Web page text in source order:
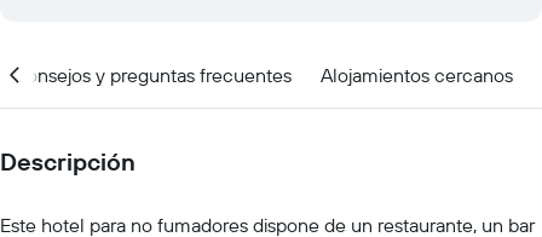
Consejos y preguntas frecuentes Alojamientos cercanos
Descripción
Este hotel para no fumadores dispone de un restaurante, un bar